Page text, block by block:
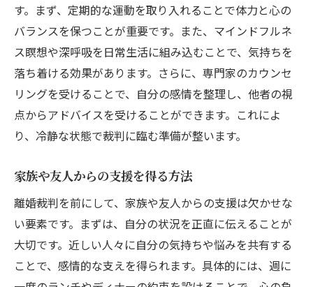
す。まず、定期的な運動を取り入れることで体力と心の
バランスを保つことが重要です。また、マインドフルネ
ス瞑想や深呼吸を日常生活に組み込むことで、気持ちを
落ち着ける効果があります。さらに、専門家のカウンセ
リングを受けることで、自分の感情を整理し、他者の視
点からアドバイスを受けることができます。これによ
り、冷静な状態で裁判に臨む準備が整います。
家族や友人からの支援を得る方法
離婚裁判を前にして、家族や友人からの支援は欠かせな
い要素です。まずは、自分の状況を正直に伝えることが
大切です。近しい人々に自分の気持ちや悩みを共有する
ことで、感情的な支えを得られます。具体的には、週に